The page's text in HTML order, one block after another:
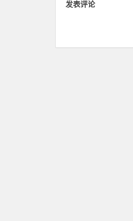
发表评论